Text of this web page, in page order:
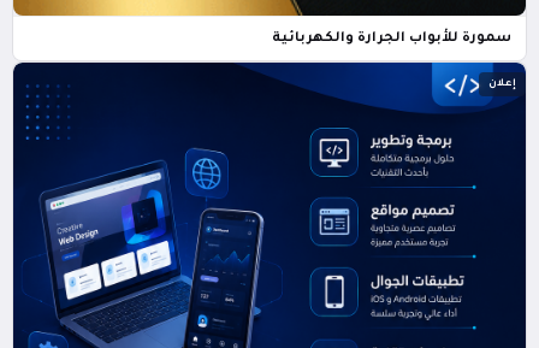
سمورة للأبواب الجرارة والكهربائية
إعلان